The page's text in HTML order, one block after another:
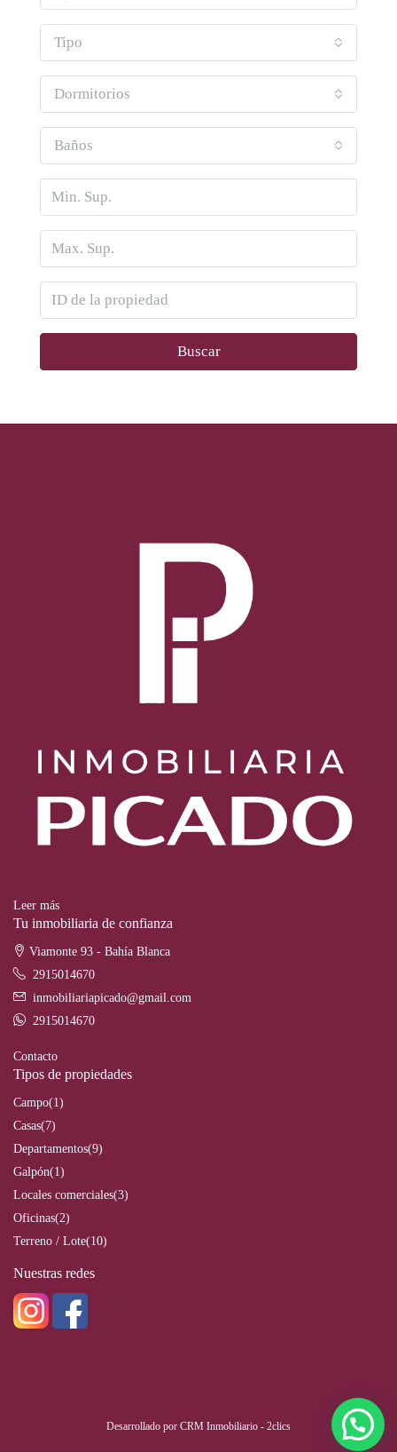
Tipo
Dormitorios
Baños
Buscar
Leer más
Tu inmobiliaria de confianza
Viamonte 93 - Bahía Blanca
2915014670
inmobiliariapicado@gmail.com
2915014670
Contacto
Tipos de propiedades
Campo(1)
Casas(7)
Departamentos(9)
Galpón(1)
Locales comerciales(3)
Oficinas(2)
Terreno / Lote(10)
Nuestras redes
Desarrollado por CRM Inmobiliario - 2clics